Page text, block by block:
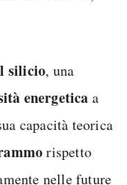
silicio, una
energetica a
capacità teorica
rispetto
nelle future